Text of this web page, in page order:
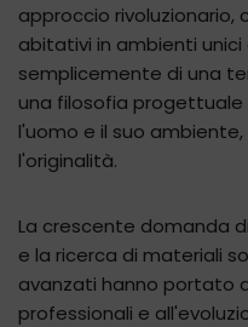
approccio
abitativi in ambienti
semplicemente di una
una filosofia
l'uomo e il suo
l'originalità.
La crescente domanda
e la ricerca di materiali
avanzati hanno portato
professionali e